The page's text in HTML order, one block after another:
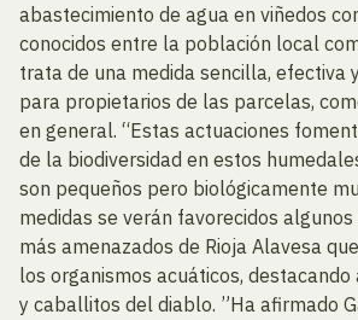
abastecimiento de agua en viñedos
conocidos entre la población local
trata de una medida sencilla, efectiva
para propietarios de las parcelas,
en general. “Estas actuaciones
de la biodiversidad en estos
son pequeños pero biológicamente
medidas se verán favorecidos
más amenazados de Rioja Alavesa
los organismos acuáticos,
y caballitos del diablo. ”Ha afirmado